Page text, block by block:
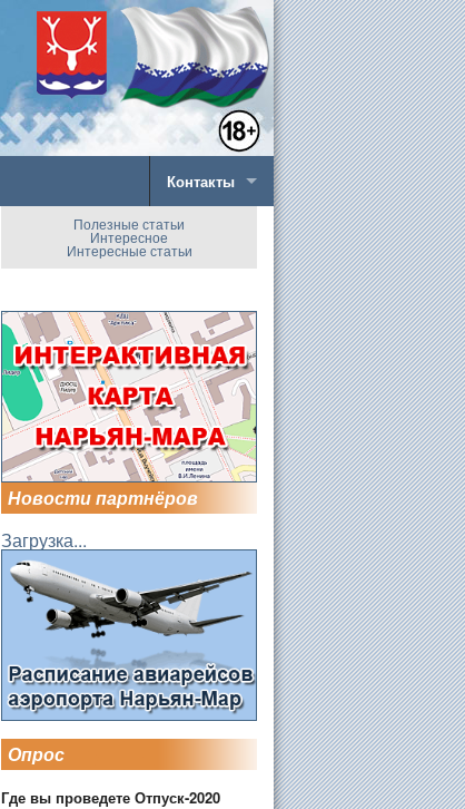
Контакты
Полезные статьи
Интересное
Интересные статьи
Новости партнёров
Загрузка...
Опрос
Где вы проведете Отпуск-2020